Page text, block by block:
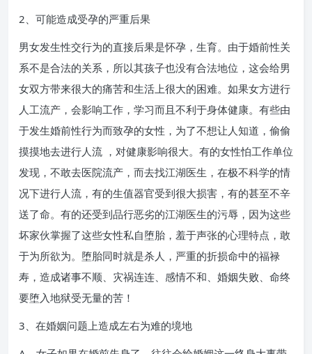
2、可能造成受孕的严重后果
男女发生性交行为的直接后果是怀孕，生育。由于婚前性关
系不是合法的关系，所以其孩子也没有合法地位，这会给男
女双方带来很大的痛苦和生活上很大的困难。如果女方进行
人工流产，会影响工作，学习而且不利于身体健康。有些由
于发生婚前性行为而致孕的女性，为了不想让人知道，偷偷
摸摸地去进行人流 ，对健康影响很大。有的女性怕工作单位
发现，不敢去医院流产，而去找江湖医生，在极不科学的情
况下进行人流，有的生值器官受到很大损害，有的甚至不辛
送了命。有的还受到品行恶劣的江湖医生的污辱，因为这些
坏家伙掌握了这些女性私自堕胎，羞于声张的心理特点，敢
于为所欲为。堕胎同时就是杀人，严重的折损命中的福禄
寿，造成诸事不顺、灾祸连连、感情不和、婚姻失败、命终
要堕入地狱受无量的苦！
3、在婚姻问题上造成左右为难的境地